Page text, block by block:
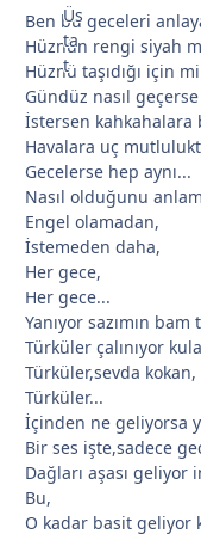
Ben bu geceleri
Hüznün rengi siyah
Hüznü taşıdığı için
Gündüz nasıl
İstersen kahkahalara
Havalara uç
Gecelerse hep aynı...
Nasıl olduğunu
Engel olamadan,
İstemeden daha,
Her gece,
Her gece...
Yanıyor sazımın bam
Türküler çalınıyor
Türküler,sevda kokan,
Türküler...
İçinden ne geliyorsa
Bir ses işte,sadece
Dağları aşası geliyor
Bu,
O kadar basit geliyor